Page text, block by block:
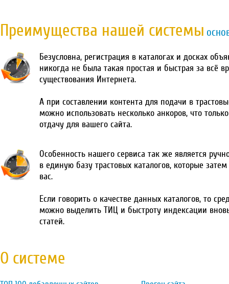
Преимущества нашей системы
Безусловна, регистрация в каталогах и досках
никогда не была такая простая и быстрая за всё
существования Интернета.
А при составлении контента для подачи в
можно использовать несколько анкоров, что
отдачу для вашего сайта.
Особенность нашего сервиса так же является
в единую базу трастовых каталогов, которые
вас.
Если говорить о качестве данных каталогов, то
можно выделить ТИЦ и быстроту индексации
статей.
О системе